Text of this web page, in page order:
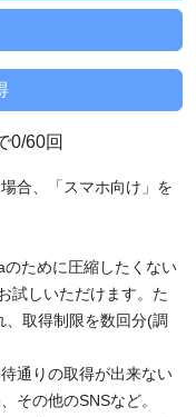
0/60回
合、「スマホ向け」を
ために圧縮したくない
試しいただけます。た
取得制限を数回分(調
通りの取得が出来ない
その他のSNSなど。